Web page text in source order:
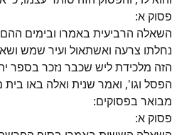
פסוק א:
השאלה הרביעית באמרו ובימים
נחלתו צרעה ואשתאול ועיר שמש
הזה מלכידת ליש שכבר נזכר בספר
הפסל וגו', ואמר שנית ואלה באו
מבואר בפסוקים:
פסוק א: